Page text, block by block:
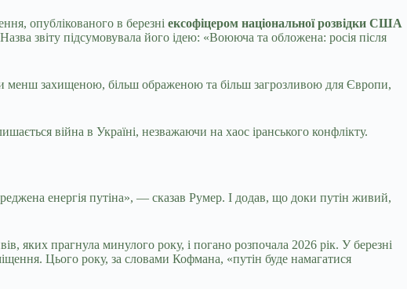
опублікованого в березні ексофіцером національної розвідки США
звіту підсумовувала його ідею: «Воююча та обложена: росія після
менш захищеною, більш ображеною та більш загрозливою для Європи,
війна в Україні, незважаючи на хаос іранського конфлікту.
енергія путіна», — сказав Румер. І додав, що доки путін живий,
яких прагнула минулого року, і погано розпочала 2026 рік. У березні
Цього року, за словами Кофмана, «путін буде намагатися